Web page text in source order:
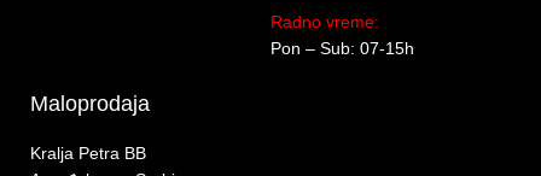
Radno vreme:
Pon – Sub: 07-15h
Maloprodaja
Kralja Petra BB